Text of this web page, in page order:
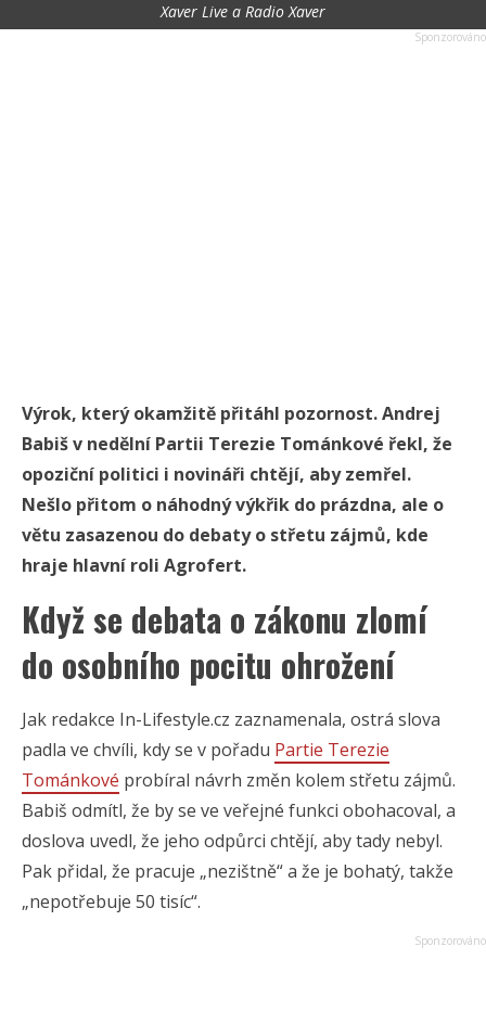
Xaver Live a Radio Xaver
Výrok, který okamžitě přitáhl pozornost. Andrej
Babiš v nedělní Partii Terezie Tománkové řekl, že
opoziční politici i novináři chtějí, aby zemřel.
Nešlo přitom o náhodný výkřik do prázdna, ale o
větu zasazenou do debaty o střetu zájmů, kde
hraje hlavní roli Agrofert.
Když se debata o zákonu zlomí
do osobního pocitu ohrožení
Jak redakce In-Lifestyle.cz zaznamenala, ostrá slova
padla ve chvíli, kdy se v pořadu Partie Terezie
Tománkové probíral návrh změn kolem střetu zájmů.
Babiš odmítl, že by se ve veřejné funkci obohacoval, a
doslova uvedl, že jeho odpůrci chtějí, aby tady nebyl.
Pak přidal, že pracuje „nezištně“ a že je bohatý, takže
„nepotřebuje 50 tisíc“.